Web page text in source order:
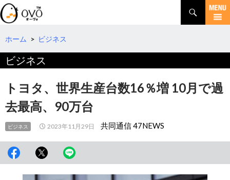
検
索
コ
テ
へ
ホーム > ビジネス
ビジネス
トヨタ、世界生産台数16％増 10月で過
去最高、90万台
ビジネス 2023年11月29日 共同通信 47NEWS